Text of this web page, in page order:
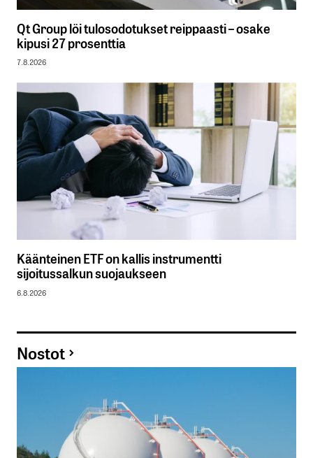
Qt Group löi tulosodotukset reippaasti – osake
kipusi 27 prosenttia
7.8.2026
Käänteinen ETF on kallis instrumentti
sijoitussalkun suojaukseen
6.8.2026
Nostot